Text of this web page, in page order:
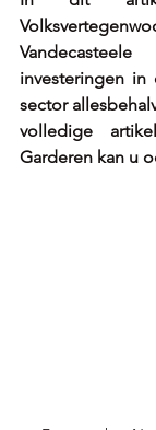
investeringen
sector
volledige
Garderen kan u